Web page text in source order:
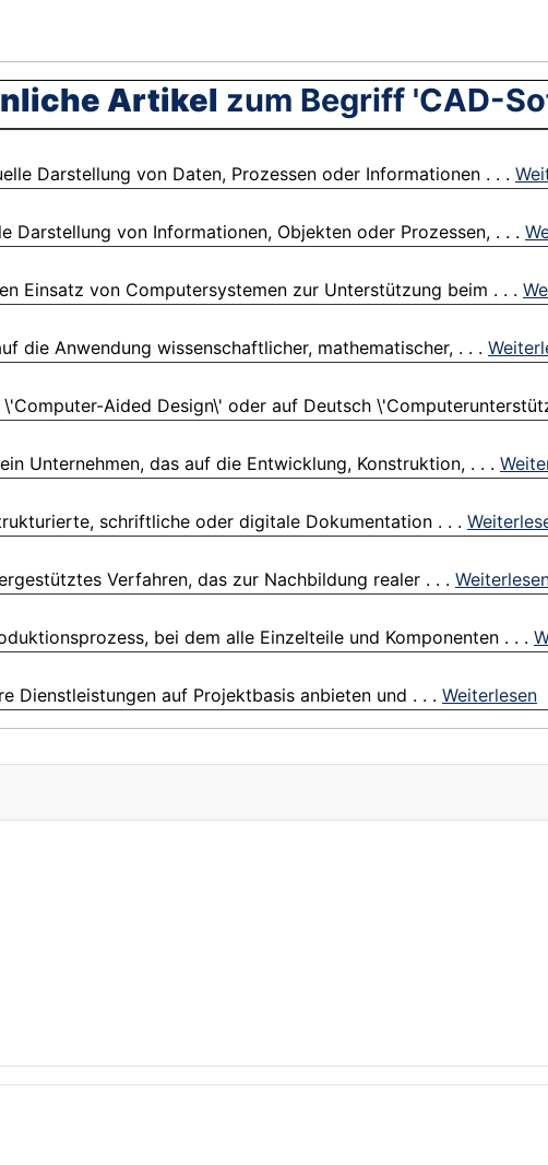
Artikel zum Begriff 'CAD-
Darstellung von Daten, Prozessen oder Informationen . . .
Darstellung von Informationen, Objekten oder Prozessen, . . .
Einsatz von Computersystemen zur Unterstützung beim . . .
die Anwendung wissenschaftlicher, mathematischer, . . .
Aided Design\' oder auf Deutsch
Unternehmen, das auf die Entwicklung, Konstruktion, . . .
schriftliche oder digitale Dokumentation . . .
Verfahren, das zur Nachbildung realer . . .
bei dem alle Einzelteile und Komponenten . . .
Dienstleistungen auf Projektbasis anbieten und . . . Weiterlesen